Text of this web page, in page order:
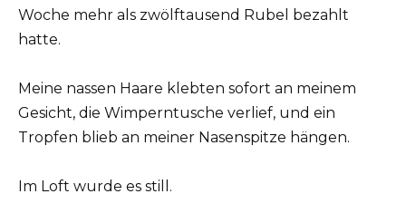
Woche mehr als zwölftausend Rubel bezahlt
hatte.
Meine nassen Haare klebten sofort an meinem
Gesicht, die Wimperntusche verlief, und ein
Tropfen blieb an meiner Nasenspitze hängen.
Im Loft wurde es still.